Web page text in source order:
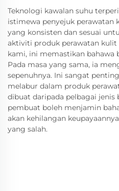
Teknologi kawalan suhu
istimewa penyejuk perawatan
yang konsisten dan sesuai
aktiviti produk perawatan
kami, ini memastikan bahawa
Pada masa yang sama, ia
sepenuhnya. Ini sangat
melabur dalam produk
dibuat daripada pelbagai jenis
pembuat boleh menjamin
akan kehilangan
yang salah.